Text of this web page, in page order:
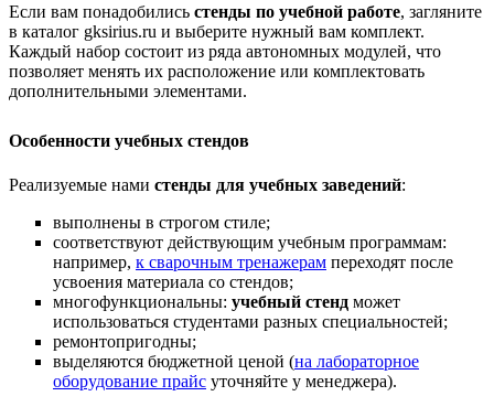
Если вам понадобились стенды по учебной работе, загляните
в каталог gksirius.ru и выберите нужный вам комплект.
Каждый набор состоит из ряда автономных модулей, что
позволяет менять их расположение или комплектовать
дополнительными элементами.
Особенности учебных стендов
Реализуемые нами стенды для учебных заведений:
выполнены в строгом стиле;
соответствуют действующим учебным программам:
например, к сварочным тренажерам переходят после
усвоения материала со стендов;
многофункциональны: учебный стенд может
использоваться студентами разных специальностей;
ремонтопригодны;
выделяются бюджетной ценой (на лабораторное
оборудование прайс уточняйте у менеджера).